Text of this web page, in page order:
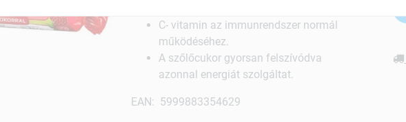
C- vitamin az immunrendszer normál
működéséhez.
A szőlőcukor gyorsan felszívódva
azonnal energiát szolgáltat.
EAN: 5999883354629